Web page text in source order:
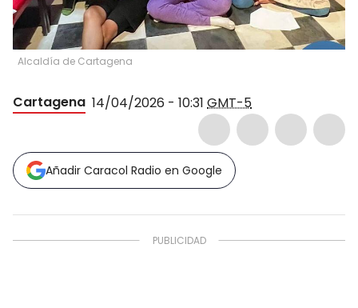
Alcaldía de Cartagena
Cartagena 14/04/2026 - 10:31 GMT-5
Añadir Caracol Radio en Google